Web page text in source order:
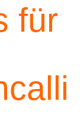
für